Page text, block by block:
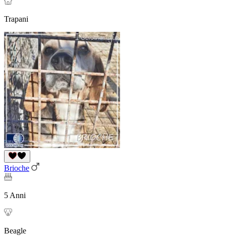
Trapani
Brioche
5 Anni
Beagle